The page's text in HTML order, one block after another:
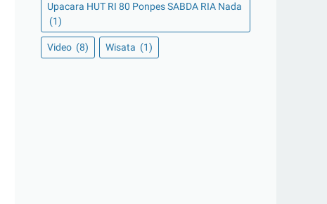
Upacara HUT RI 80 Ponpes SABDA RIA Nada
(1)
Video (8) Wisata (1)